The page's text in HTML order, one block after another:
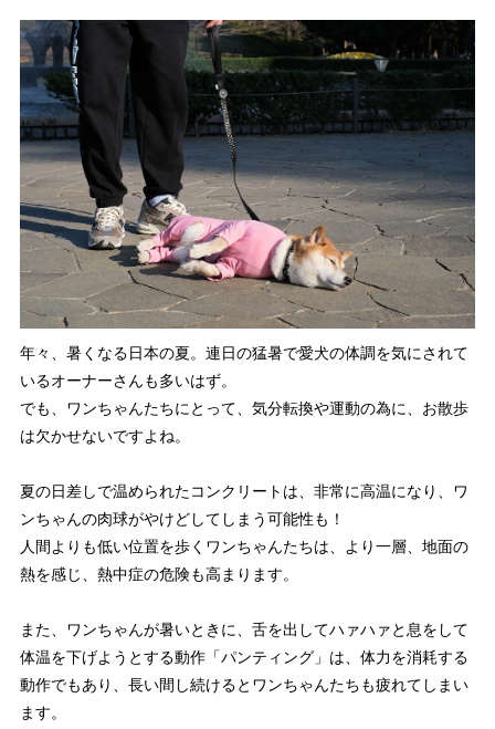
年々、暑くなる日本の夏。連日の猛暑で愛犬の体調を気にされて
いるオーナーさんも多いはず。
でも、ワンちゃんたちにとって、気分転換や運動の為に、お散歩
は欠かせないですよね。
夏の日差しで温められたコンクリートは、非常に高温になり、ワ
ンちゃんの肉球がやけどしてしまう可能性も！
人間よりも低い位置を歩くワンちゃんたちは、より一層、地面の
熱を感じ、熱中症の危険も高まります。
また、ワンちゃんが暑いときに、舌を出してハァハァと息をして
体温を下げようとする動作「パンティング」は、体力を消耗する
動作でもあり、長い間し続けるとワンちゃんたちも疲れてしまい
ます。